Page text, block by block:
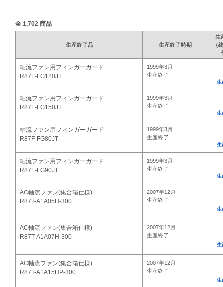
全 1,702 商品
生産終了品 生産終了時期
生
（
軸流ファン用フィンガーガード
R87F-FG120JT
1999年3月
生産終了
生
軸流ファン用フィンガーガード
R87F-FG150JT
1999年3月
生産終了
生
軸流ファン用フィンガーガード
R87F-FG80JT
1999年3月
生産終了
生
軸流ファン用フィンガーガード
R87F-FG90JT
1999年3月
生産終了
生
AC軸流ファン(集合箱仕様)
R87T-A1A05H-300
2007年12月
生産終了
生
AC軸流ファン(集合箱仕様)
R87T-A1A07H-300
2007年12月
生産終了
生
AC軸流ファン(集合箱仕様)
R87T-A1A15HP-300
2007年12月
生産終了
生